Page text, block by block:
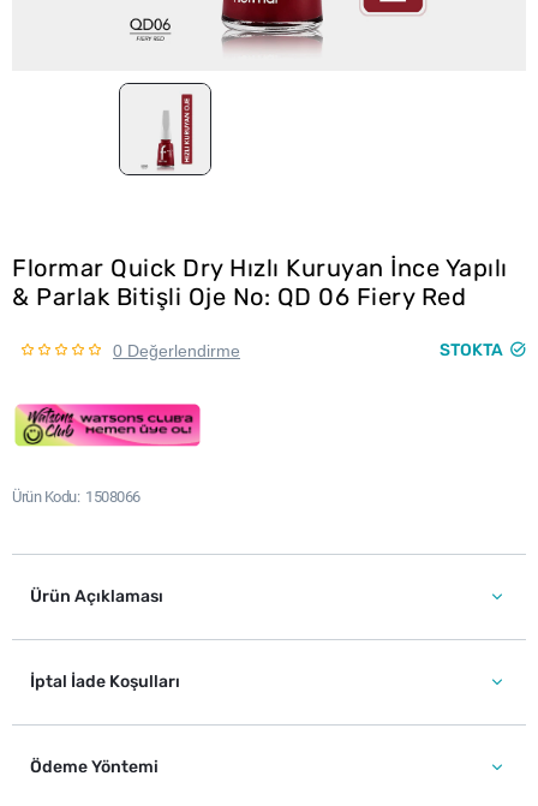
Flormar Quick Dry Hızlı Kuruyan İnce Yapılı
& Parlak Bitişli Oje No: QD 06 Fiery Red
0 Değerlendirme STOKTA
Ürün Kodu 1508066
Ürün Açıklaması
İptal İade Koşulları
Ödeme Yöntemi